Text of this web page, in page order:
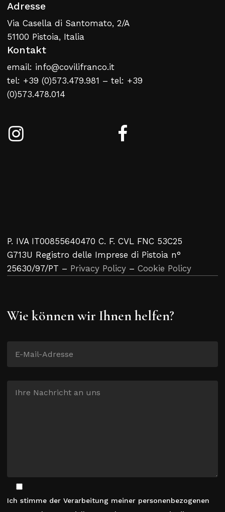
Kein Produkt im Warenkorb
Adresse
Via Casella di Santomato, 2/A
51100 Pistoia, Italia
Kontakt
email: info@covilifranco.it
tel: +39 (0)573.479.981 – tel: +39
(0)573.478.014
P. IVA IT00855640470 C. F. CVL FNC 53C25
G713U Registro delle Imprese di Pistoia n°
25630/97/PT – Privacy Policy – Cookie Policy
Wie können wir Ihnen helfen?
Ich stimme der Verarbeitung meiner personenbezogenen